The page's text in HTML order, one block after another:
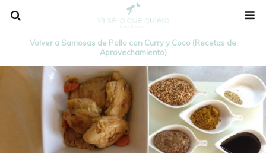
Volver a Samosas de Pollo con Curry y Coco (Recetas de
Aprovechamiento)